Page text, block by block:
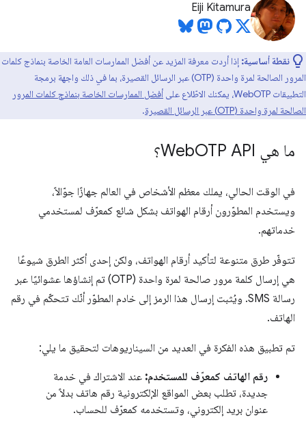
Eiji Kitamura
نقطة أساسية: إذا أردت معرفة المزيد عن أفضل الممارسات العامة الخاصة بنماذج كلمات
المرور الصالحة لمرة واحدة (OTP) عبر الرسائل القصيرة، بما في ذلك واجهة برمجة
التطبيقات WebOTP، يمكنك الاطّلاع على
أفضل الممارسات الخاصة بنماذج كلمات المرور
الصالحة لمرة واحدة (OTP) عبر الرسائل القصيرة
.
ما هي Web OTP API؟
في الوقت الحالي، يملك معظم الأشخاص في العالم جهازًا جوّالاً،
ويستخدم المطوّرون أرقام الهواتف بشكل شائع كمعرّف لمستخدمي
خدماتهم.
تتوفّر طرق متنوعة لتأكيد أرقام الهواتف، ولكن إحدى أكثر الطرق شيوعًا
هي إرسال كلمة مرور صالحة لمرة واحدة (OTP) تم إنشاؤها عشوائيًا عبر
رسالة SMS. ويُثبت إرسال هذا الرمز إلى خادم المطوّر أنّك تتحكّم في رقم
الهاتف.
تم تطبيق هذه الفكرة في العديد من السيناريوهات لتحقيق ما يلي:
رقم الهاتف كمعرّف للمستخدم: عند الاشتراك في خدمة
جديدة، تطلب بعض المواقع الإلكترونية رقم هاتف بدلاً من
عنوان بريد إلكتروني، وتستخدمه كمعرّف للحساب.